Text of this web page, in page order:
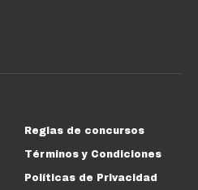
Reglas de concursos
Términos y Condiciones
Políticas de Privacidad